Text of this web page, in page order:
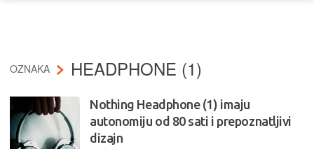
OZNAKA HEADPHONE (1)
Nothing Headphone (1) imaju
autonomiju od 80 sati i prepoznatljivi
dizajn